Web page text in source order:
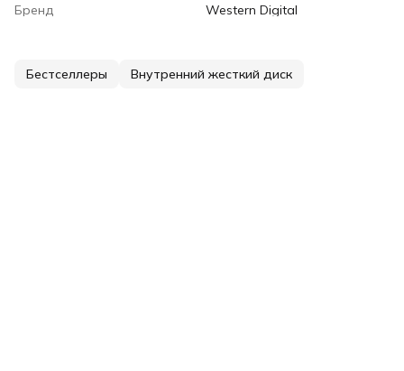
Бренд
Western Digital
Бестселлеры Внутренний жесткий диск